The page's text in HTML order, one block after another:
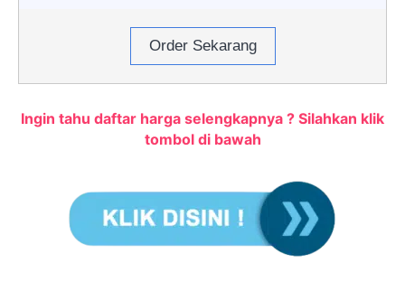
Order Sekarang
Ingin tahu daftar harga selengkapnya ? Silahkan klik
tombol di bawah